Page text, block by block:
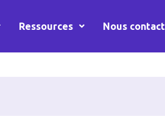
Ressources Nous